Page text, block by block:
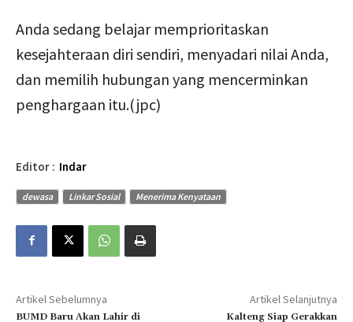
Anda sedang belajar memprioritaskan
kesejahteraan diri sendiri, menyadari nilai Anda,
dan memilih hubungan yang mencerminkan
penghargaan itu.(jpc)
Editor : Indar
dewasa Linkar Sosial Menerima Kenyataan
Artikel Sebelumnya
BUMD Baru Akan Lahir di
Artikel Selanjutnya
Kalteng Siap Gerakkan